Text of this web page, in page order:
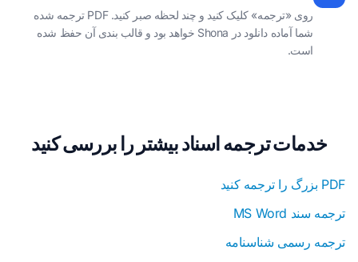
روی «ترجمه» کلیک کنید و چند لحظه صبر کنید. PDF ترجمه شده
شما آماده دانلود در Shona خواهد بود و قالب بندی آن حفظ شده
است.
خدمات ترجمه اسناد بیشتر را بررسی کنید
PDF بزرگ را ترجمه کنید
ترجمه سند MS Word
ترجمه رسمی شناسنامه